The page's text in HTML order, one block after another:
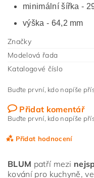
minimální šířka -
výška - 64,2 mm
Značky
Modelová řada
Katalogové číslo
Buďte první, kdo napíše
Přidat komentář
Buďte první, kdo napíše
Přidat hodnocení
BLUM patří mezi
kování pro kuchyně,